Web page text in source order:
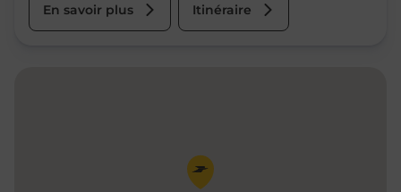
En savoir plus Itinéraire
Pin de la carte